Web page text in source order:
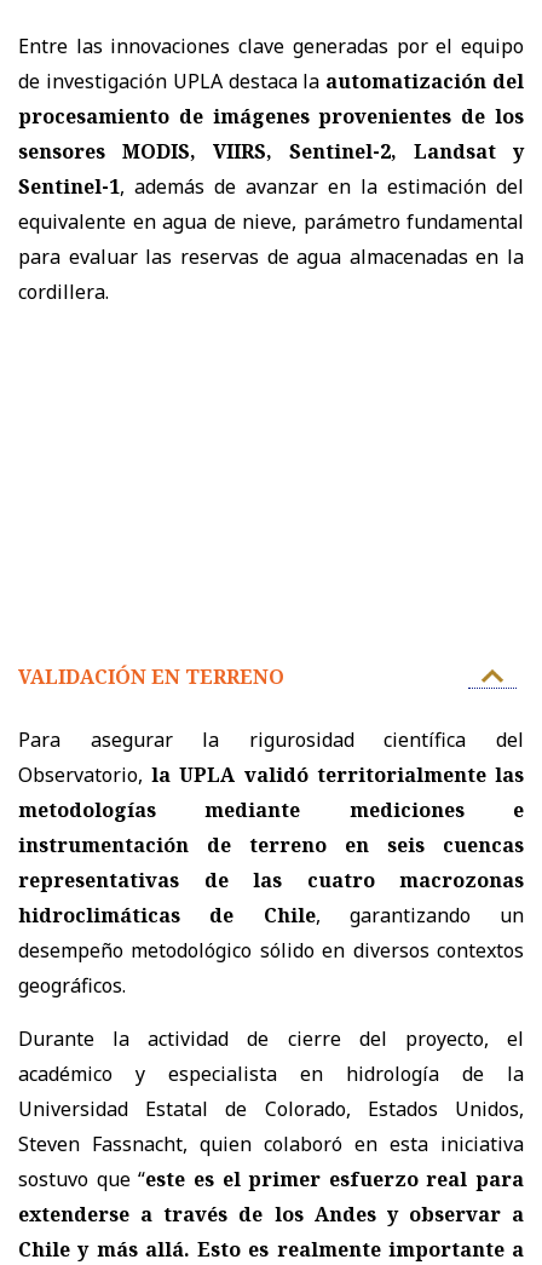
Entre las innovaciones clave generadas por el equipo
de investigación UPLA destaca la automatización del
procesamiento de imágenes provenientes de los
sensores MODIS, VIIRS, Sentinel-2, Landsat y
Sentinel-1, además de avanzar en la estimación del
equivalente en agua de nieve, parámetro fundamental
para evaluar las reservas de agua almacenadas en la
cordillera.
VALIDACIÓN EN TERRENO
Para asegurar la rigurosidad científica del
Observatorio, la UPLA validó territorialmente las
metodologías mediante mediciones e
instrumentación de terreno en seis cuencas
representativas de las cuatro macrozonas
hidroclimáticas de Chile, garantizando un
desempeño metodológico sólido en diversos contextos
geográficos.
Durante la actividad de cierre del proyecto, el
académico y especialista en hidrología de la
Universidad Estatal de Colorado, Estados Unidos,
Steven Fassnacht, quien colaboró en esta iniciativa
sostuvo que “este es el primer esfuerzo real para
extenderse a través de los Andes y observar a
Chile y más allá. Esto es realmente importante a